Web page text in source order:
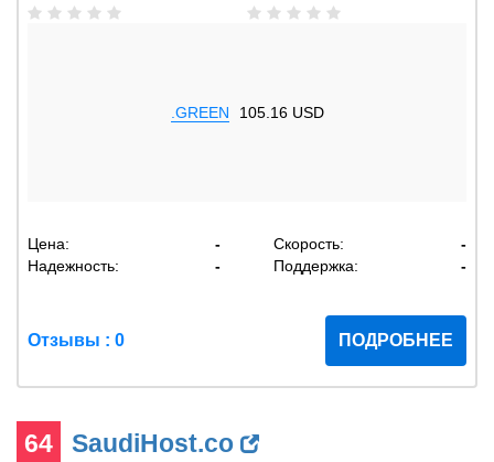
.GREEN 105.16 USD
Цена: - Скорость:
-
Надежность:
- Поддержка: -
Отзывы : 0 ПОДРОБНЕЕ
64 SaudiHost.co